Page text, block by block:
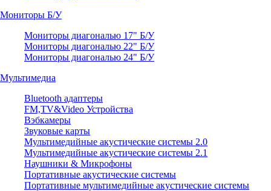
Мониторы Б/У
Мониторы диагональю 17" Б/У
Мониторы диагональю 22" Б/У
Мониторы диагональю 24" Б/У
Мультимедиа
Bluetooth адаптеры
FM,TV&Video Устройства
Вэбкамеры
Звуковые карты
Мультимедийные акустические системы 2.0
Мультимедийные акустические системы 2.1
Наушники & Микрофоны
Портативные акустические системы
Портативные мультимедийные акустические системы